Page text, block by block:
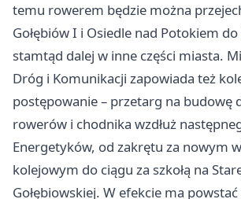
temu rowerem będzie można
Gołębiów I i Osiedle nad Potokiem
stamtąd dalej w inne części miasta.
Dróg i Komunikacji zapowiada też
postępowanie – przetarg na budowę
rowerów i chodnika wzdłuż
Energetyków, od zakrętu za nowym
kolejowym do ciągu za szkołą na
Gołębiowskiej. W efekcie ma